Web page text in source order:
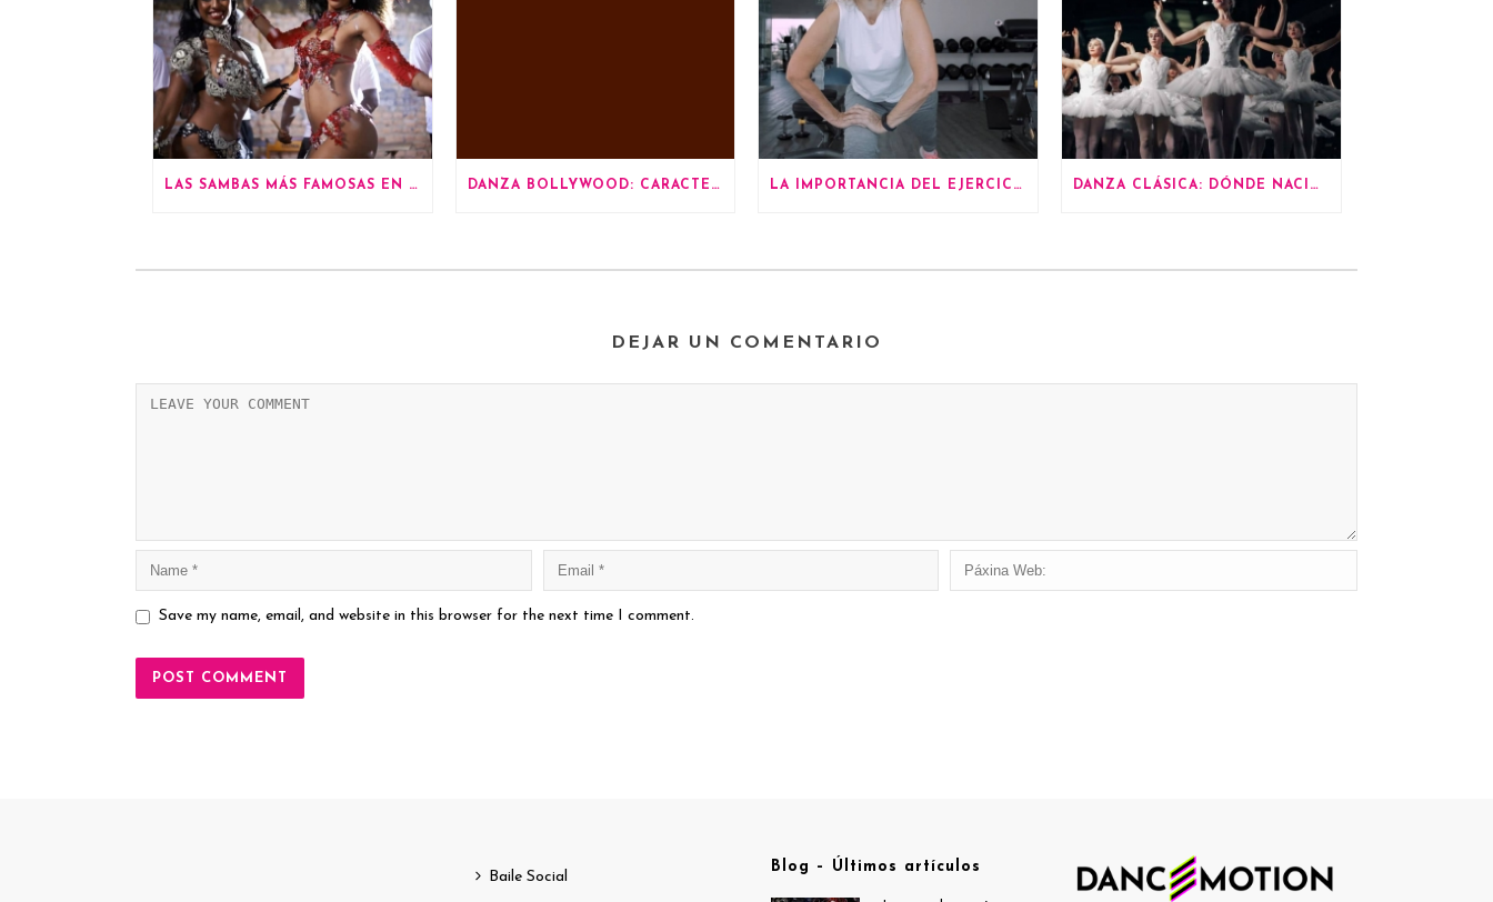
LAS SAMBAS MÁS FAMOSAS EN LOS CARNAVALES DE RÍO DANZA BOLLYWOOD: CARACTERÍSTICAS LA IMPORTANCIA DEL EJERCICIO A PARTIR DE LOS 60 AÑOS DANZA CLÁSICA: DÓNDE NACIÓ Y TODO LO QUE DEBES SABER
DEJAR UN COMENTARIO
Save my name, email, and website in this browser for the next time I comment.
Baile Social
Blog – Últimos artículos